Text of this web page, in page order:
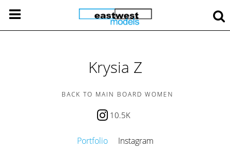
Krysia Z
BACK TO MAIN BOARD WOMEN
10.5K
Portfolio Instagram